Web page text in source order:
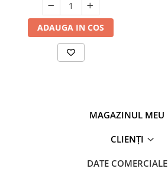
ADAUGA IN COS
MAGAZINUL MEU
CLIENȚI
DATE COMERCIALE